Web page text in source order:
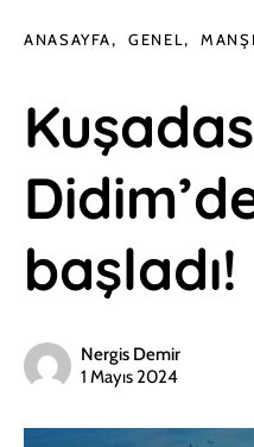
ANASAYFA GENEL
başladı!
Nergis Demir
1 Mayıs 2024